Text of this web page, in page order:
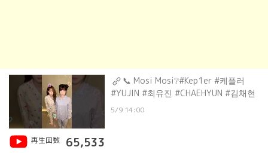
📞 Mosi Mosi❔#Kep1er #케플러
#YUJIN #최유진 #CHAEHYUN #김채현
5/9 14:00
再生回数 65,533